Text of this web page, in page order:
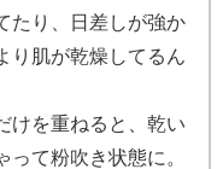
たり、日差しが強か
り肌が乾燥してるん
けを重ねると、乾い
って粉吹き状態に。